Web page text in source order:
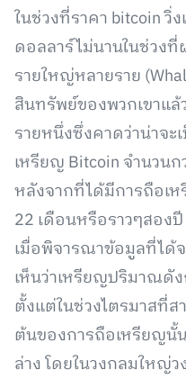
ในช่วงที่ราคา bitcoin วิ่
ดอลลาร์ไม่นานในช่วง
รายใหญ่หลายราย
สินทรัพย์ของพวกเขาแ
รายหนึ่งซึ่งคาดว่าน่าจะ
เหรียญ Bitcoin จำนวน
หลังจากที่ได้มีการถือเห
22 เดือนหรือราวๆสองปี
เมื่อพิจารณาข้อมูลที่ได้
เห็นว่าเหรียญปริมาณดัง
ตั้งแต่ในช่วงไตรมาสที่ส
ต้นของการถือเหรียญนั้
ล่าง โดยในวงกลมใหญ่